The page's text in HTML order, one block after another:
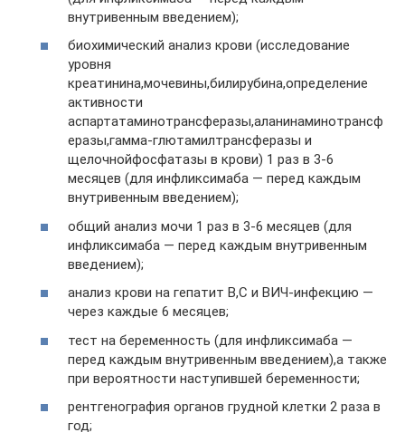
внутривенным введением);
биохимический анализ крови (исследование
уровня
креатинина,мочевины,билирубина,определение
активности
аспартатаминотрансферазы,аланинаминотрансф
еразы,гамма-глютамилтрансферазы и
щелочнойфосфатазы в крови) 1 раз в 3-6
месяцев (для инфликсимаба — перед каждым
внутривенным введением);
общий анализ мочи 1 раз в 3-6 месяцев (для
инфликсимаба — перед каждым внутривенным
введением);
анализ крови на гепатит В,С и ВИЧ-инфекцию —
через каждые 6 месяцев;
тест на беременность (для инфликсимаба —
перед каждым внутривенным введением),а также
при вероятности наступившей беременности;
рентгенография органов грудной клетки 2 раза в
год;